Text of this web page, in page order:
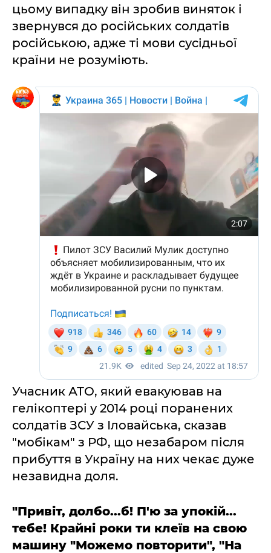
цьому випадку він зробив виняток і
звернувся до російських солдатів
російською, адже ті мови сусідньої
країни не розуміють.
Учасник АТО, який евакуював на
гелікоптері у 2014 році поранених
солдатів ЗСУ з Іловайська, сказав
"мобікам" з РФ, що незабаром після
прибуття в Україну на них чекає дуже
незавидна доля.
"Привіт, долбо...б! П'ю за упокій...
тебе! Крайні роки ти клеїв на свою
машину "Можемо повторити", "На